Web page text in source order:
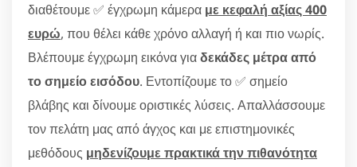
διαθέτουμε ✅ έγχρωμη κάμερα με κεφαλή αξίας 400
ευρώ, που θέλει κάθε χρόνο αλλαγή ή και πιο νωρίς.
Βλέπουμε έγχρωμη εικόνα γιαδεκάδες μέτρα από
το σημείο εισόδου. Εντοπίζουμε το ✅ σημείο
βλάβης και δίνουμε οριστικές λύσεις. Απαλλάσσουμε
τον πελάτη μας από άγχος και με επιστημονικές
μεθόδους μηδενίζουμε πρακτικά την πιθανότητα